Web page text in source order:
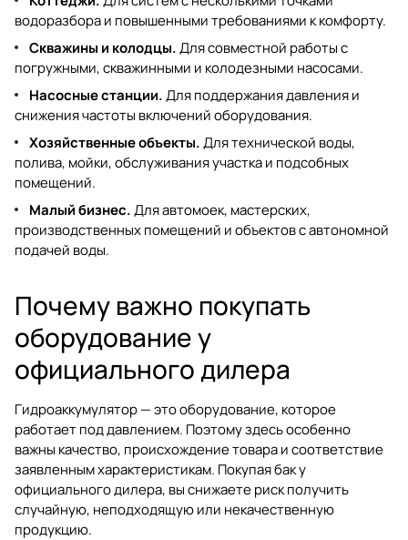
водоразбора и повышенными требованиями к комфорту.
Скважины и колодцы.Для совместной работы с
погружными, скважинными и колодезными насосами.
Насосные станции.Для поддержания давления и
снижения частоты включений оборудования.
Хозяйственные объекты.Для технической воды,
полива, мойки, обслуживания участка и подсобных
помещений.
Малый бизнес.Для автомоек, мастерских,
производственных помещений и объектов с автономной
подачей воды.
Почему важно покупать
оборудование у
официального дилера
Гидроаккумулятор — это оборудование, которое
работает под давлением. Поэтому здесь особенно
важны качество, происхождение товара и соответствие
заявленным характеристикам. Покупая бак у
официального дилера, вы снижаете риск получить
случайную, неподходящую или некачественную
продукцию.